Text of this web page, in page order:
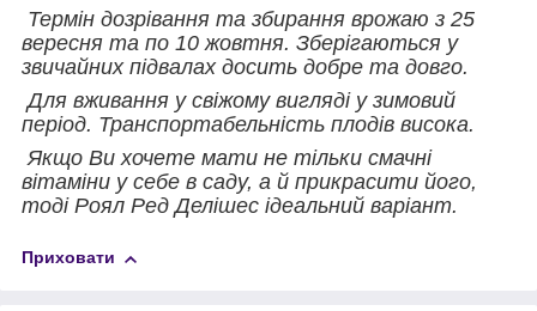
Термін дозрівання та збирання врожаю з 25
вересня та по 10 жовтня. Зберігаються у
звичайних підвалах досить добре та довго.
Для вживання у свіжому вигляді у зимовий
період. Транспортабельність плодів висока.
Якщо Ви хочете мати не тільки смачні
вітаміни у себе в саду, а й прикрасити його,
тоді Роял Ред Делішес ідеальний варіант.
Приховати